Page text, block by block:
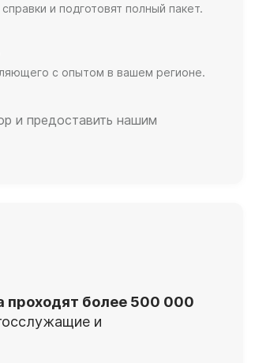
и подготовят полный пакет.
с опытом в вашем регионе.
и предоставить нашим
проходят более 500 000
и